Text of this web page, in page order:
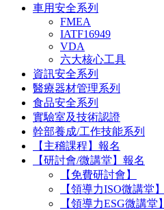
車用安全系列
FMEA
IATF16949
VDA
六大核心工具
資訊安全系列
醫療器材管理系列
食品安全系列
實驗室及技術認證
幹部養成/工作技能系列
【主稽課程】報名
【研討會/微講堂】報名
【免費研討會】
【領導力ISO微講堂】
【領導力ESG微講堂】